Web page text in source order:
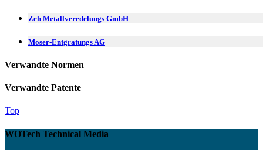
Zeh Metallveredelungs GmbH
Moser-Entgratungs AG
Verwandte Normen
Verwandte Patente
Top
WOTech Technical Media